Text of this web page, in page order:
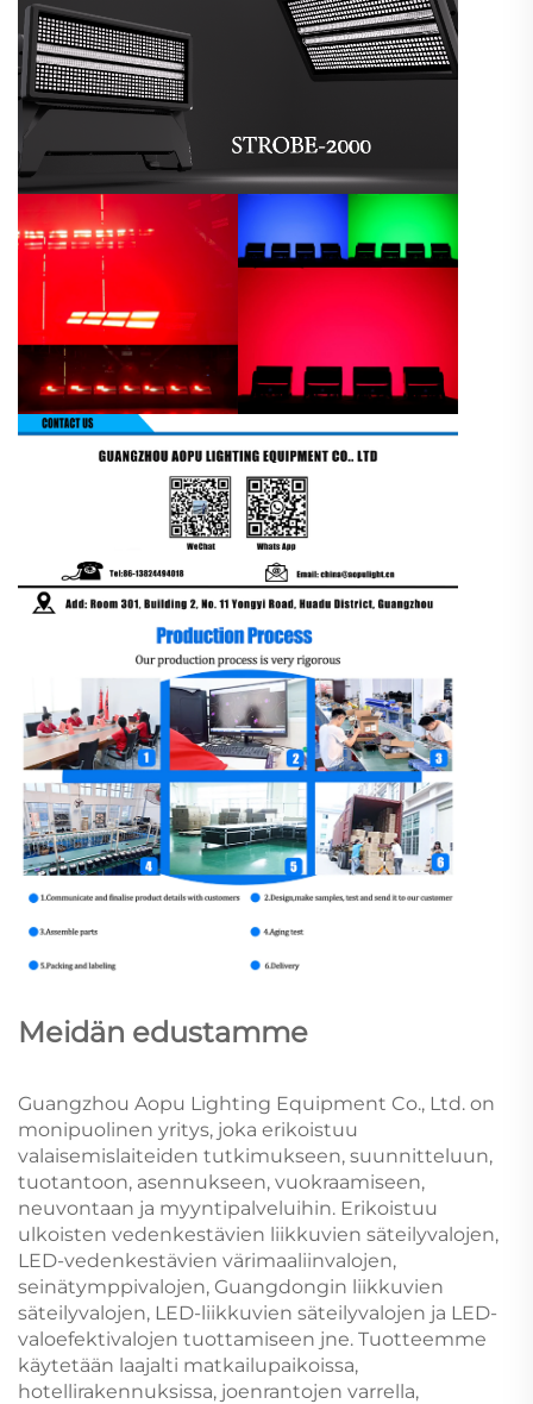
Meidän edustamme
Guangzhou Aopu Lighting Equipment Co., Ltd. on
monipuolinen yritys, joka erikoistuu
valaisemislaiteiden tutkimukseen, suunnitteluun,
tuotantoon, asennukseen, vuokraamiseen,
neuvontaan ja myyntipalveluihin. Erikoistuu
ulkoisten vedenkestävien liikkuvien säteilyvalojen,
LED-vedenkestävien värimaaliinvalojen,
seinätymppivalojen, Guangdongin liikkuvien
säteilyvalojen, LED-liikkuvien säteilyvalojen ja LED-
valoefektivalojen tuottamiseen jne. Tuotteemme
käytetään laajalti matkailupaikoissa,
hotellirakennuksissa, joenrantojen varrella,